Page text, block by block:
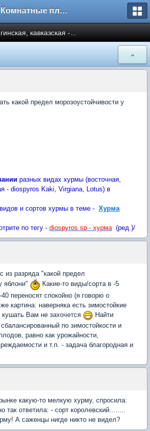
Комнатные плодовые экзоты
кавказская -...
»
какой предел морозоустойчивости у
разных видах хурмы (восточная,
- diospyros Kaki, Virgiana, Lotus) в
и сортов хурмы в теме - Хурма
по тегу - diospyros sp - хурма(ред.)/
из разряда "какой предел
яблони"
Какие-то виды/сорта в -5
переносят спокойно (я говорю о
картина: наверняка есть зимостойкие
Вам не захочется
Найти
по зимостойкости и
равно как урожайности,
и т.п. - задача благородная и
какую-то мелкую хурму, спросила:
так ответила: - сорт королевский........
А саженцы нигде никто не видел?